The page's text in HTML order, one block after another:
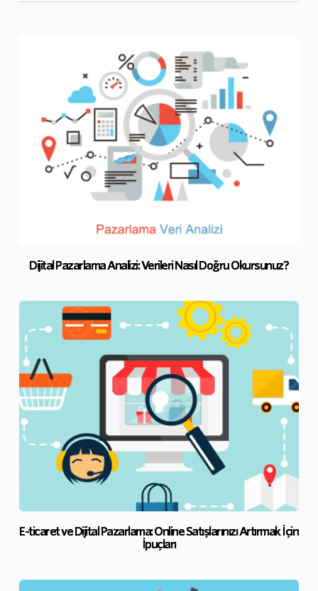
Dijital Pazarlama Analizi: Verileri Nasıl Doğru Okursunuz?
E-ticaret ve Dijital Pazarlama: Online Satışlarınızı Artırmak İçin
İpuçları